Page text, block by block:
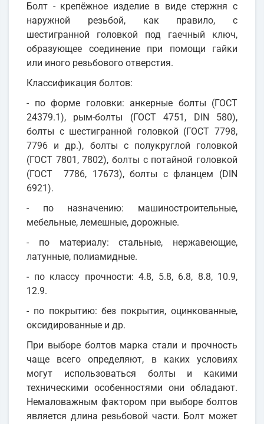
Болт - крепёжное изделие в виде стержня с
наружной резьбой, как правило, с
шестигранной головкой под гаечный ключ,
образующее соединение при помощи гайки
или иного резьбового отверстия.
Классификация болтов:
- по форме головки: анкерные болты (ГОСТ
24379.1), рым-болты (ГОСТ 4751, DIN 580),
болты с шестигранной головкой (ГОСТ 7798,
7796 и др.), болты с полукруглой головкой
(ГОСТ 7801, 7802), болты с потайной головкой
(ГОСТ 7786, 17673), болты с фланцем (DIN
6921).
- по назначению: машиностроительные,
мебельные, лемешные, дорожные.
- по материалу: стальные, нержавеющие,
латунные, полиамидные.
- по классу прочности: 4.8, 5.8, 6.8, 8.8, 10.9,
12.9.
- по покрытию: без покрытия, оцинкованные,
оксидированные и др.
При выборе болтов марка стали и прочность
чаще всего определяют, в каких условиях
могут использоваться болты и какими
техническими особенностями они обладают.
Немаловажным фактором при выборе болтов
является длина резьбовой части. Болт может